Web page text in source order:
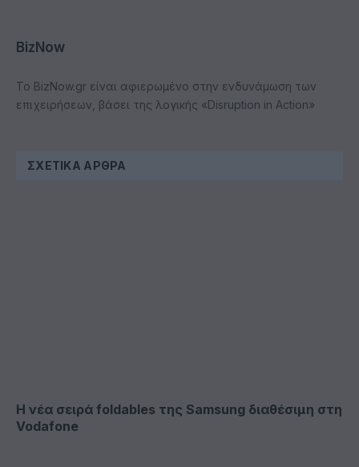
BizNow
Το BizNow.gr είναι αφιερωμένο στην ενδυνάμωση των
επιχειρήσεων, βάσει της λογικής «Disruption in Action»
ΣΧΕΤΙΚΆ ΆΡΘΡΑ
Η νέα σειρά foldables της Samsung διαθέσιμη στη
Vodafone